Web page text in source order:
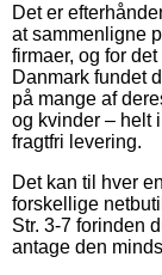
Det er
at sammenligne
firmaer, og for
Danmark fundet
på mange af
og kvinder – helt
fragtfri levering.
Det kan til hver
forskellige
Str. 3-7 forinden
antage den